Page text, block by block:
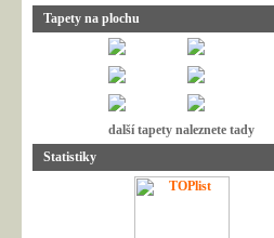
Tapety na plochu
další tapety naleznete tady
Statistiky